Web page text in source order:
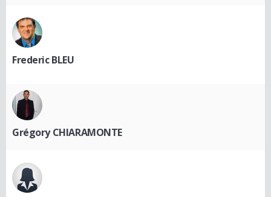
Frederic BLEU
Grégory CHIARAMONTE